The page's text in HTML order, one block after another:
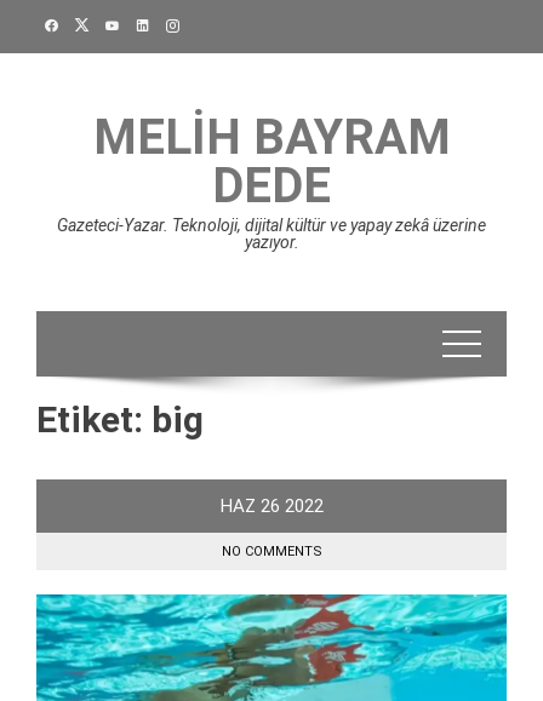
MELIH BAYRAM
DEDE
Gazeteci-Yazar. Teknoloji, dijital kültür ve yapay zekâ üzerine
yazıyor.
Etiket: big
HAZ 26 2022
NO COMMENTS